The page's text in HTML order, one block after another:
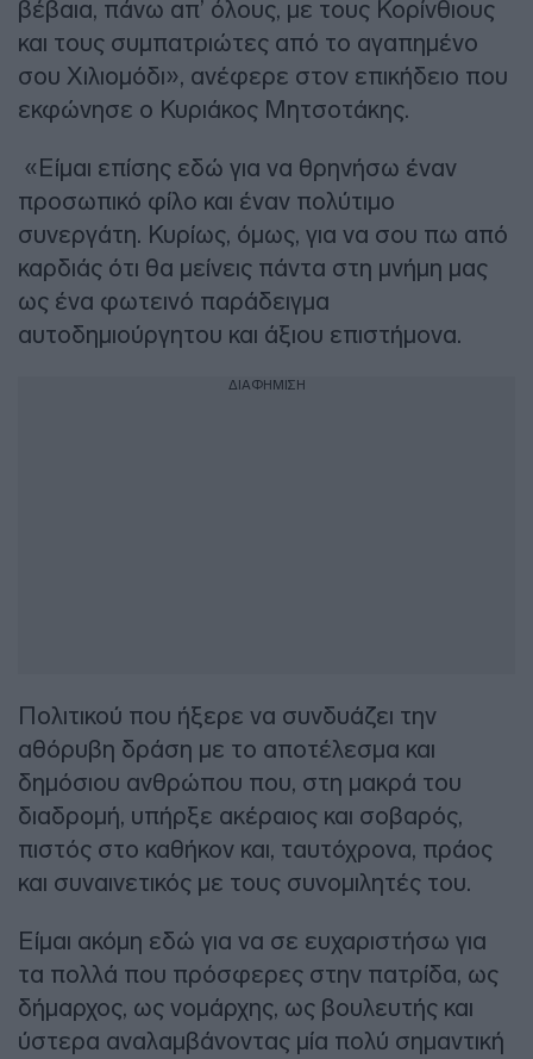
βέβαια, πάνω απ’ όλους, με τους Κορίνθιους
και τους συμπατριώτες από το αγαπημένο
σου Χιλιομόδι», ανέφερε στον επικήδειο που
εκφώνησε ο Κυριάκος Μητσοτάκης.
«Είμαι επίσης εδώ για να θρηνήσω έναν
προσωπικό φίλο και έναν πολύτιμο
συνεργάτη. Κυρίως, όμως, για να σου πω από
καρδιάς ότι θα μείνεις πάντα στη μνήμη μας
ως ένα φωτεινό παράδειγμα
αυτοδημιούργητου και άξιου επιστήμονα.
ΔΙΑΦΗΜΙΣΗ
Πολιτικού που ήξερε να συνδυάζει την
αθόρυβη δράση με το αποτέλεσμα και
δημόσιου ανθρώπου που, στη μακρά του
διαδρομή, υπήρξε ακέραιος και σοβαρός,
πιστός στο καθήκον και, ταυτόχρονα, πράος
και συναινετικός με τους συνομιλητές του.
Είμαι ακόμη εδώ για να σε ευχαριστήσω για
τα πολλά που πρόσφερες στην πατρίδα, ως
δήμαρχος, ως νομάρχης, ως βουλευτής και
ύστερα αναλαμβάνοντας μία πολύ σημαντική